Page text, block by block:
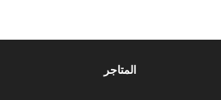
المتاجر